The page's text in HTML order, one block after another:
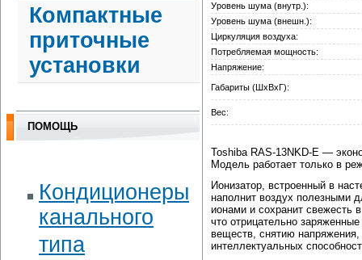
Компактные
приточные
установки
ПОМОЩЬ
Кондиционеры
канального
типа
Уровень шума (внутр.):
Уровень шума (внешн.):
Циркуляция воздуха:
Потребляемая мощность:
Напряжение:
Габариты (ШxВxГ):
Вес:
Toshiba RAS-13NKD-E —
Модель работает только в
Ионизатор, встроенный в
наполнит воздух полезными
ионами и сохранит свежесть
что отрицательно
веществ, снятию
интеллектуальных